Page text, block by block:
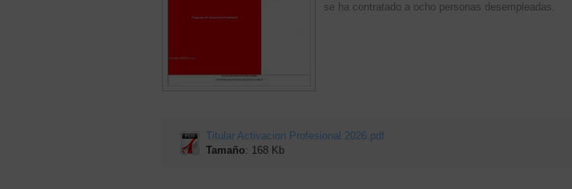
se ha contratado a ocho personas desempleadas.
Titular Activacion Profesional 2026.pdf
Tamaño: 168 Kb